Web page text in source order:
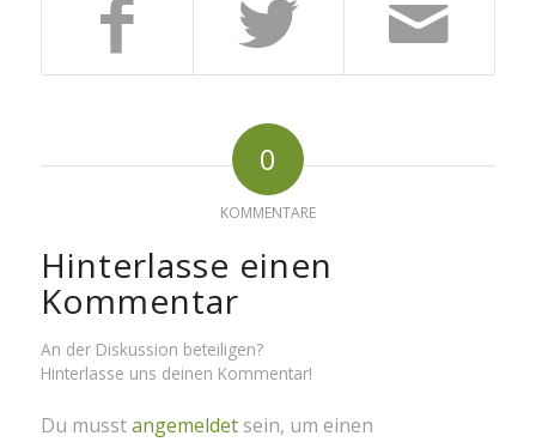
0
KOMMENTARE
Hinterlasse einen
Kommentar
An der Diskussion beteiligen?
Hinterlasse uns deinen Kommentar!
Du musstangemeldetsein, um einen